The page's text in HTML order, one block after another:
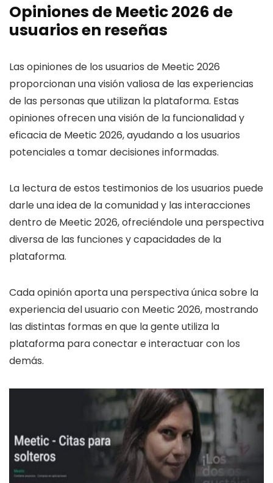
Opiniones de Meetic 2026 de
usuarios en reseñas
Las opiniones de los usuarios de Meetic 2026
proporcionan una visión valiosa de las experiencias
de las personas que utilizan la plataforma. Estas
opiniones ofrecen una visión de la funcionalidad y
eficacia de Meetic 2026, ayudando a los usuarios
potenciales a tomar decisiones informadas.
La lectura de estos testimonios de los usuarios puede
darle una idea de la comunidad y las interacciones
dentro de Meetic 2026, ofreciéndole una perspectiva
diversa de las funciones y capacidades de la
plataforma.
Cada opinión aporta una perspectiva única sobre la
experiencia del usuario con Meetic 2026, mostrando
las distintas formas en que la gente utiliza la
plataforma para conectar e interactuar con los
demás.